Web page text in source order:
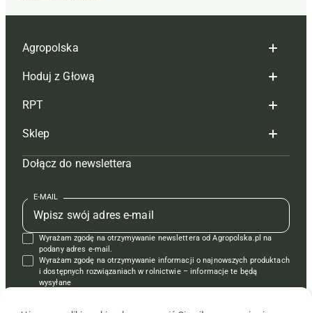
Agropolska
Redakcja
Reklama
Tagi
Mapa serwisu
Kontakt
Regulamin
Polityka prywatności
Hoduj z Głową
Hoduj z głową bydło
Hoduj z głową świnie
Prenumerata
Redakcja
Kontakt
Reklama
RPT
Redakcja
Prenumerata
Reklama
Kontakt
Krzyżówki
Sklep
Czasopisma i prenumerata
Książki
Regulamin
Dołącz do newslettera
E-MAIL
Wyrażam zgodę na otrzymywanie newslettera od Agropolska.pl na
podany adres e-mail.
Wyrażam zgodę na otrzymywanie informacji o najnowszych produktach
i dostępnych rozwiązaniach w rolnictwie – informacje te będą
wysyłane